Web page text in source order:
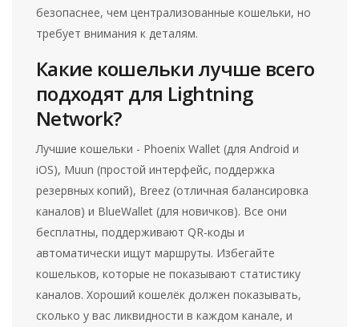
безопаснее, чем централизованные кошельки, но
требует внимания к деталям.
Какие кошельки лучше всего
подходят для Lightning
Network?
Лучшие кошельки - Phoenix Wallet (для Android и
iOS), Muun (простой интерфейс, поддержка
резервных копий), Breez (отличная балансировка
каналов) и BlueWallet (для новичков). Все они
бесплатны, поддерживают QR-коды и
автоматически ищут маршруты. Избегайте
кошельков, которые не показывают статистику
каналов. Хороший кошелёк должен показывать,
сколько у вас ликвидности в каждом канале, и